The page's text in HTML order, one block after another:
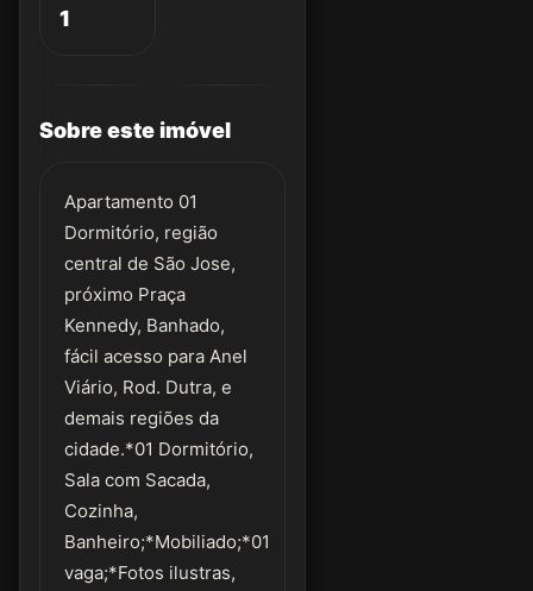
1
Sobre este imóvel
Apartamento 01
Dormitório, região
central de São Jose,
próximo Praça
Kennedy, Banhado,
fácil acesso para Anel
Viário, Rod. Dutra, e
demais regiões da
cidade.*01 Dormitório,
Sala com Sacada,
Cozinha,
Banheiro;*Mobiliado;*01
vaga;*Fotos ilustras,